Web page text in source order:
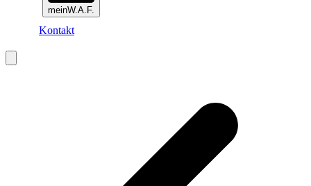
meinW.A.F.
Kontakt